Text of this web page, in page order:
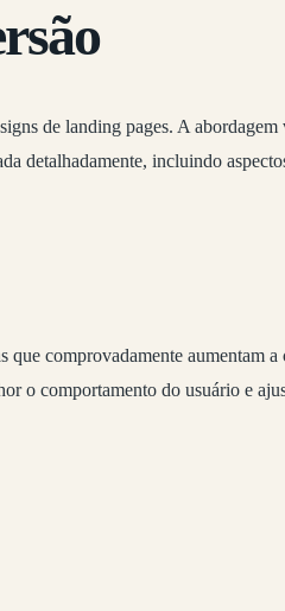
de landing pages. A abordagem
detalhadamente, incluindo
comprovadamente aumentam a
o comportamento do usuário e